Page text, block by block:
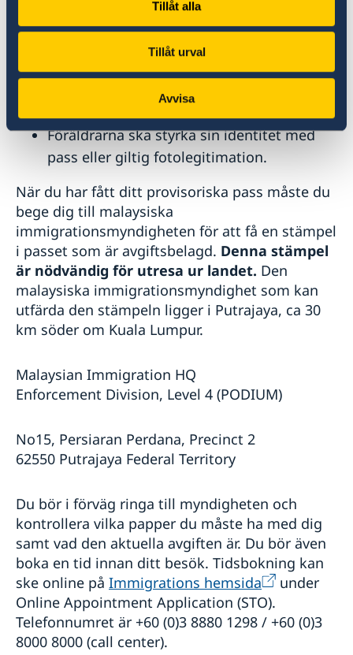
Tillåt alla
Tillåt urval
Avvisa
Har barnet endast en vårdnadshavare ska
Om barnet är fött utomlands ska
födelsebevis med föräldrarnas namn
Föräldrarna ska styrka sin identitet med
pass eller giltig fotolegitimation.
När du har fått ditt provisoriska pass måste du
bege dig till malaysiska
immigrationsmyndigheten för att få en stämpel
i passet som är avgiftsbelagd. Denna stämpel
är nödvändig för utresa ur landet. Den
malaysiska immigrationsmyndighet som kan
utfärda den stämpeln ligger i Putrajaya, ca 30
km söder om Kuala Lumpur.
Malaysian Immigration HQ
Enforcement Division, Level 4 (PODIUM)
No15, Persiaran Perdana, Precinct 2
62550 Putrajaya Federal Territory
Du bör i förväg ringa till myndigheten och
kontrollera vilka papper du måste ha med dig
samt vad den aktuella avgiften är. Du bör även
boka en tid innan ditt besök. Tidsbokning kan
ske online på Immigrations hemsida
under
Online Appointment Application (STO).
Telefonnumret är +60 (0)3 8880 1298 / +60 (0)3
8000 8000 (call center).